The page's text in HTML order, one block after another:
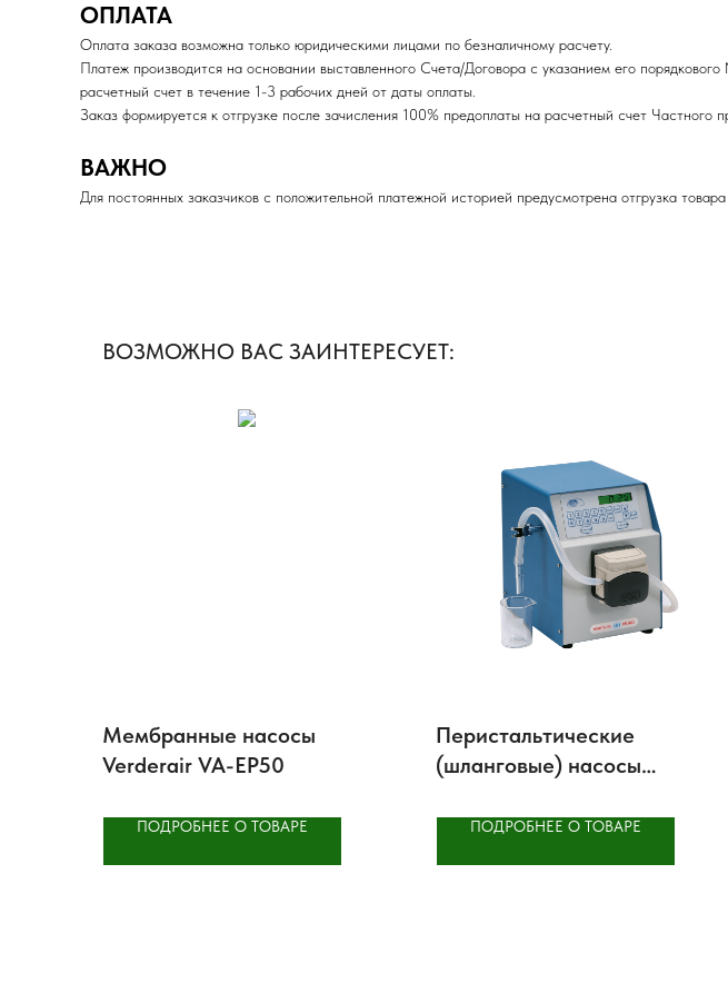
ОПЛАТА
Оплата заказа возможна только юридическими лицами по безналичному расчету.
Платеж производится на основании выставленного Счета/Договора с указанием его
расчетный счет в течение 1-3 рабочих дней от даты оплаты.
Заказ формируется к отгрузке после зачисления 100% предоплаты на расчетный счет
ВАЖНО
Для постоянных заказчиков с положительной платежной историей предусмотрена отгрузка
ВОЗМОЖНО ВАС ЗАИНТЕРЕСУЕТ:
Мембранные насосы
Verderair VA-EP50
ПОДРОБНЕЕ О ТОВАРЕ
Перистальтические
(шланговые) насосы
ПОДРОБНЕЕ О ТОВАРЕ